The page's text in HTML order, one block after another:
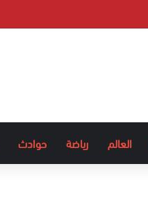
العالم رياضة حوادث